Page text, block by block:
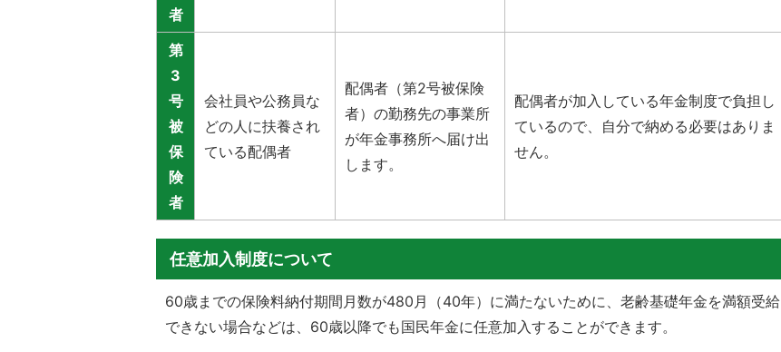
者
第
3
号
被
保
険
者
会社員や公務員な
どの人に扶養され
ている配偶者
配偶者（第2号被保険
者）の勤務先の事業所
が年金事務所へ届け出
します。
配偶者が加入している年金制度で負担し
ているので、自分で納める必要はありま
せん。
任意加入制度について
60歳までの保険料納付期間月数が480月（40年）に満たないために、老齢基礎年金を満額受給
できない場合などは、60歳以降でも国民年金に任意加入することができます。